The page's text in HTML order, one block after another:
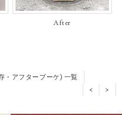
After
・アフターブーケ) 一覧
<
>